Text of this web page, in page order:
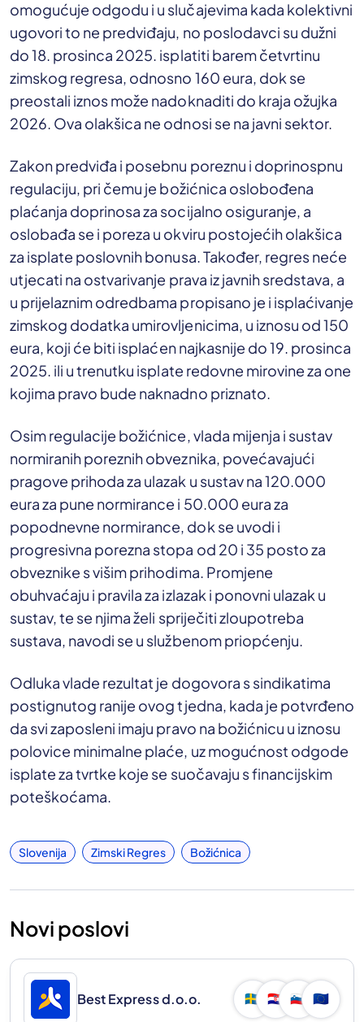
omogućuje odgodu i u slučajevima kada kolektivni
ugovori to ne predviđaju, no poslodavci su dužni
do 18. prosinca 2025. isplatiti barem četvrtinu
zimskog regresa, odnosno 160 eura, dok se
preostali iznos može nadoknaditi do kraja ožujka
2026. Ova olakšica ne odnosi se na javni sektor.
Zakon predviđa i posebnu poreznu i doprinospnu
regulaciju, pri čemu je božićnica oslobođena
plaćanja doprinosa za socijalno osiguranje, a
oslobađa se i poreza u okviru postojećih olakšica
za isplate poslovnih bonusa. Također, regres neće
utjecati na ostvarivanje prava iz javnih sredstava, a
u prijelaznim odredbama propisano je i isplaćivanje
zimskog dodatka umirovljenicima, u iznosu od 150
eura, koji će biti isplaćen najkasnije do 19. prosinca
2025. ili u trenutku isplate redovne mirovine za one
kojima pravo bude naknadno priznato.
Osim regulacije božićnice, vlada mijenja i sustav
normiranih poreznih obveznika, povećavajući
pragove prihoda za ulazak u sustav na 120.000
eura za pune normirance i 50.000 eura za
popodnevne normirance, dok se uvodi i
progresivna porezna stopa od 20 i 35 posto za
obveznike s višim prihodima. Promjene
obuhvaćaju i pravila za izlazak i ponovni ulazak u
sustav, te se njima želi spriječiti zloupotreba
sustava, navodi se u službenom priopćenju.
Odluka vlade rezultat je dogovora s sindikatima
postignutog ranije ovog tjedna, kada je potvrđeno
da svi zaposleni imaju pravo na božićnicu u iznosu
polovice minimalne plaće, uz mogućnost odgode
isplate za tvrtke koje se suočavaju s financijskim
poteškoćama.
Slovenija Zimski Regres Božićnica
Novi poslovi
Best Express d.o.o. 🇸🇪 🇭🇷 🇸🇮 🇪🇺